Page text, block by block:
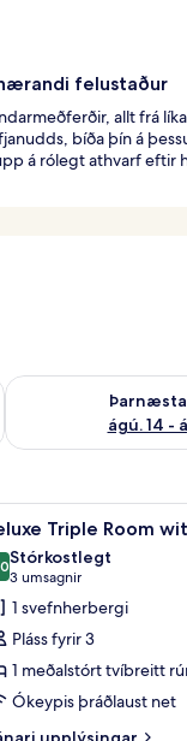
felustaður
allt frá
bíða þín á
á rólegt athvarf eftir
9
ágú. 14 -
Athuga framboð
með memory foam
9 Triple Room
af 10
Stórkostlegt
3 umsagnir
(3
umsagnir)
1 svefnherbergi
Pláss fyrir 3
1 meðalstórt tvíbreitt
Ókeypis þráðlaust net